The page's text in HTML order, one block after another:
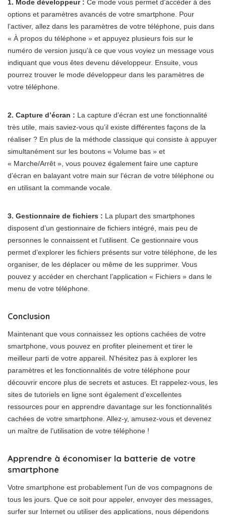
1. Mode développeur : Ce mode vous permet d’accéder à des
options et paramètres avancés de votre smartphone. Pour
l’activer, allez dans les paramètres de votre téléphone, puis dans
« À propos du téléphone » et appuyez plusieurs fois sur le
numéro de version jusqu’à ce que vous voyiez un message vous
indiquant que vous êtes devenu développeur. Ensuite, vous
pourrez trouver le mode développeur dans les paramètres de
votre téléphone.
2. Capture d’écran : La capture d’écran est une fonctionnalité
très utile, mais saviez-vous qu’il existe différentes façons de la
réaliser ? En plus de la méthode classique qui consiste à appuyer
simultanément sur les boutons « Volume bas » et
« Marche/Arrêt », vous pouvez également faire une capture
d’écran en balayant votre main sur l’écran de votre téléphone ou
en utilisant la commande vocale.
3. Gestionnaire de fichiers : La plupart des smartphones
disposent d’un gestionnaire de fichiers intégré, mais peu de
personnes le connaissent et l’utilisent. Ce gestionnaire vous
permet d’explorer les fichiers présents sur votre téléphone, de les
organiser, de les déplacer ou même de les supprimer. Vous
pouvez y accéder en cherchant l’application « Fichiers » dans le
menu de votre téléphone.
Conclusion
Maintenant que vous connaissez les options cachées de votre
smartphone, vous pouvez en profiter pleinement et tirer le
meilleur parti de votre appareil. N’hésitez pas à explorer les
paramètres et les fonctionnalités de votre téléphone pour
découvrir encore plus de secrets et astuces. Et rappelez-vous, les
sites de tutoriels en ligne sont également d’excellentes
ressources pour en apprendre davantage sur les fonctionnalités
cachées de votre smartphone. Allez-y, amusez-vous et devenez
un maître de l’utilisation de votre téléphone !
Apprendre à économiser la batterie de votre
smartphone
Votre smartphone est probablement l’un de vos compagnons de
tous les jours. Que ce soit pour appeler, envoyer des messages,
surfer sur Internet ou utiliser des applications, nous dépendons